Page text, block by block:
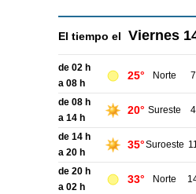
El tiempo el Viernes
de 02 h
a 08 h
25° Norte
de 08 h
a 14 h
20° Sureste
de 14 h
a 20 h
35°Suroeste
de 20 h
a 02 h
33° Norte